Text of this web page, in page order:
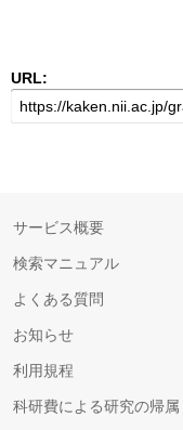
URL:
サービス概要
検索マニュアル
よくある質問
お知らせ
利用規程
科研費による研究の帰属